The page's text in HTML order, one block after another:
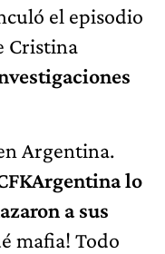
el episodio
Cristina
Argentina.
lo
a sus
mafia! Todo